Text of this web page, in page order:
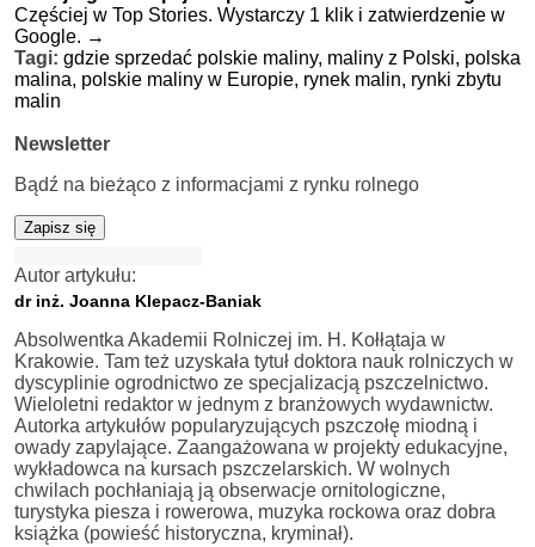
Częściej w Top Stories. Wystarczy 1 klik i zatwierdzenie w
Google. →
Tagi: gdzie sprzedać polskie maliny, maliny z Polski, polska
malina, polskie maliny w Europie, rynek malin, rynki zbytu
malin
Newsletter
Bądź na bieżąco z informacjami z rynku rolnego
Zapisz się
Autor artykułu:
dr inż. Joanna Klepacz-Baniak
Absolwentka Akademii Rolniczej im. H. Kołłątaja w
Krakowie. Tam też uzyskała tytuł doktora nauk rolniczych w
dyscyplinie ogrodnictwo ze specjalizacją pszczelnictwo.
Wieloletni redaktor w jednym z branżowych wydawnictw.
Autorka artykułów popularyzujących pszczołę miodną i
owady zapylające. Zaangażowana w projekty edukacyjne,
wykładowca na kursach pszczelarskich. W wolnych
chwilach pochłaniają ją obserwacje ornitologiczne,
turystyka piesza i rowerowa, muzyka rockowa oraz dobra
książka (powieść historyczna, kryminał).